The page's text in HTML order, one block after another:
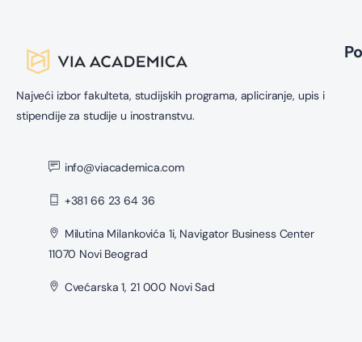
Najveći izbor fakulteta, studijskih programa, apliciranje, upis i
stipendije za studije u inostranstvu.
info@viacademica.com
+381 66 23 64 36
Milutina Milankovića 1i, Navigator Business Center
11070 Novi Beograd
Cvećarska 1, 21 000 Novi Sad